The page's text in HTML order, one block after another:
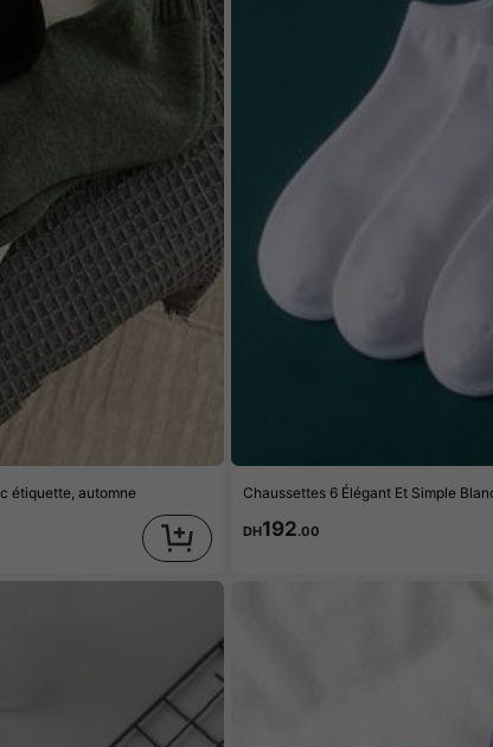
étiquette, automne Chaussettes 6 Élégant Et Simple
DH192.00